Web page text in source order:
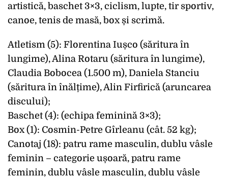
artistică, baschet 3×3, ciclism, lupte, tir sportiv,
canoe, tenis de masă, box și scrimă.
Atletism (5): Florentina Iușco (săritura în
lungime), Alina Rotaru (săritura în lungime),
Claudia Bobocea (1.500 m), Daniela Stanciu
(săritura în înălțime), Alin Firfirică (aruncarea
discului);
Baschet (4): (echipa feminină 3×3);
Box (1): Cosmin-Petre Gîrleanu (cât. 52 kg);
Canotaj (18): patru rame masculin, dublu vâsle
feminin – categorie ușoară, patru rame
feminin, dublu vâsle masculin, dublu vâsle